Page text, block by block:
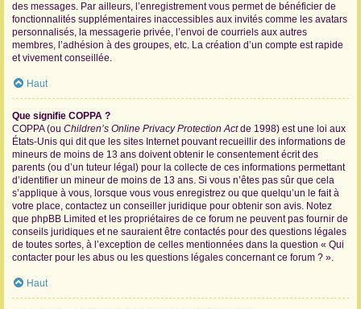
des messages. Par ailleurs, l’enregistrement vous permet de bénéficier de
fonctionnalités supplémentaires inaccessibles aux invités comme les avatars
personnalisés, la messagerie privée, l’envoi de courriels aux autres
membres, l’adhésion à des groupes, etc. La création d’un compte est rapide
et vivement conseillée.
Haut
Que signifie COPPA ?
COPPA (ou Children’s Online Privacy Protection Actde 1998) est une loi aux
États-Unis qui dit que les sites Internet pouvant recueillir des informations de
mineurs de moins de 13 ans doivent obtenir le consentement écrit des
parents (ou d’un tuteur légal) pour la collecte de ces informations permettant
d’identifier un mineur de moins de 13 ans. Si vous n’êtes pas sûr que cela
s’applique à vous, lorsque vous vous enregistrez ou que quelqu’un le fait à
votre place, contactez un conseiller juridique pour obtenir son avis. Notez
que phpBB Limited et les propriétaires de ce forum ne peuvent pas fournir de
conseils juridiques et ne sauraient être contactés pour des questions légales
de toutes sortes, à l’exception de celles mentionnées dans la question « Qui
contacter pour les abus ou les questions légales concernant ce forum ? ».
Haut